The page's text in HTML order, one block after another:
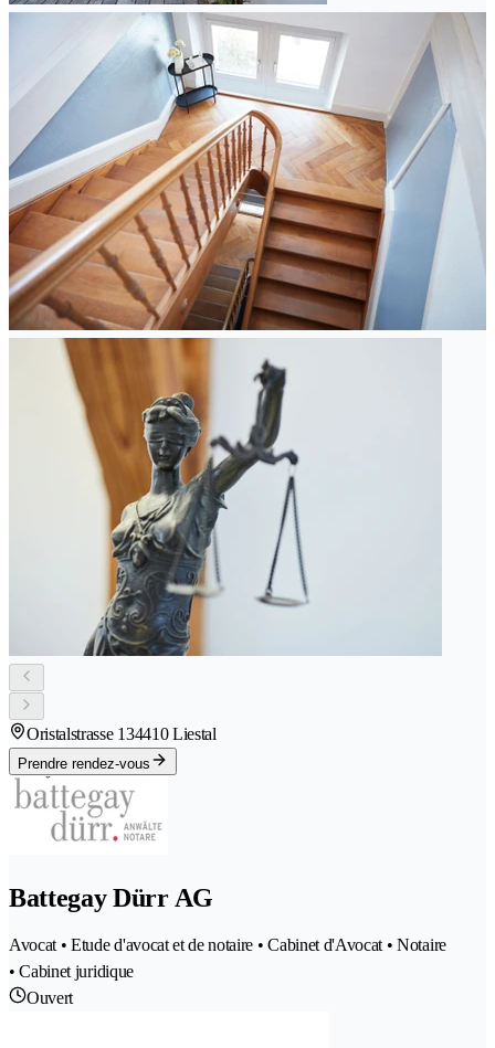
Oristalstrasse 134410 Liestal
Prendre rendez-vous
Battegay Dürr AG
Avocat • Etude d'avocat et de notaire • Cabinet d'Avocat • Notaire
• Cabinet juridique
Ouvert